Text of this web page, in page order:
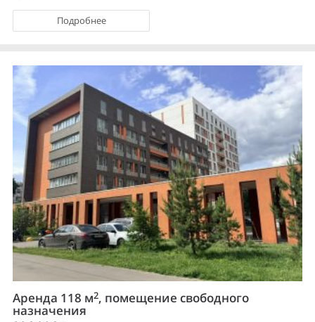
Подробнее
Аренда 118 м2, помещение свободного
назначения